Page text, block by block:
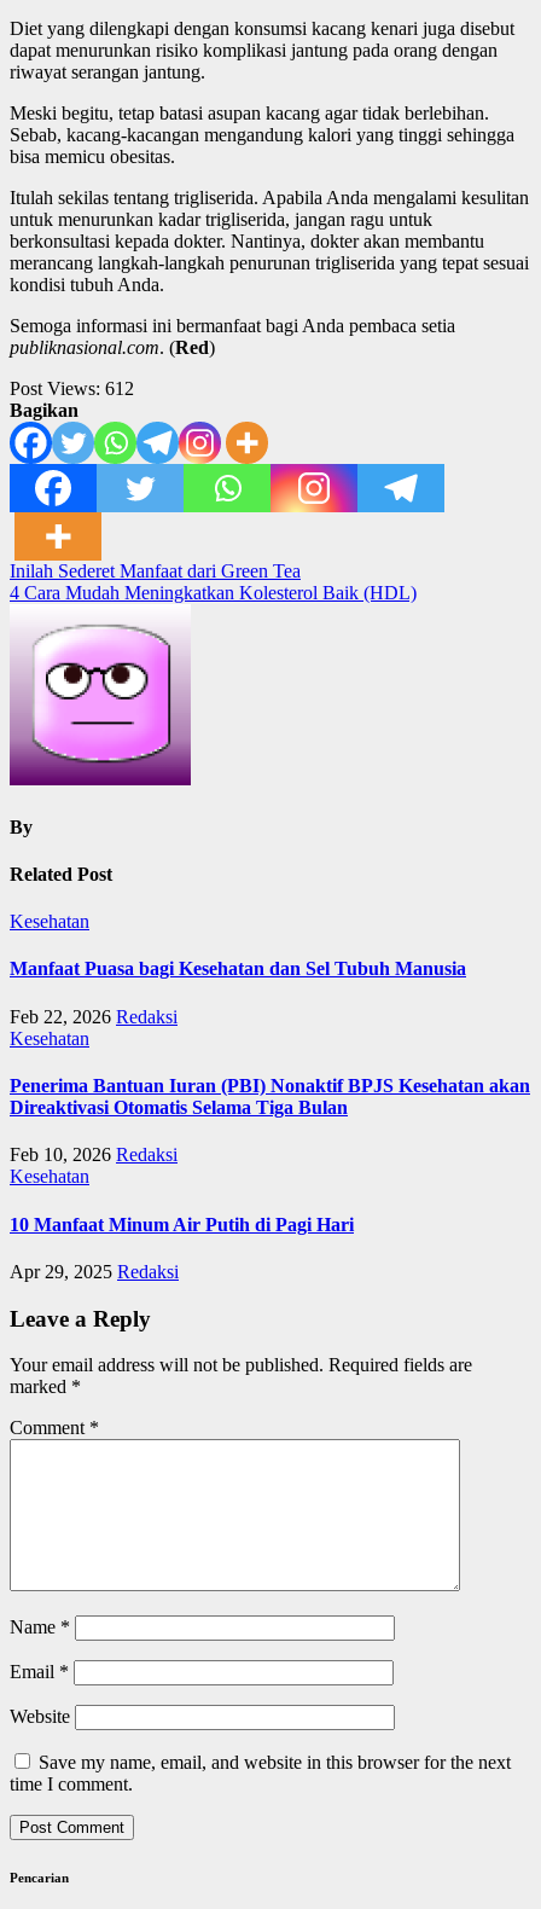
Diet yang dilengkapi dengan konsumsi kacang kenari juga disebut
dapat menurunkan risiko komplikasi jantung pada orang dengan
riwayat serangan jantung.
Meski begitu, tetap batasi asupan kacang agar tidak berlebihan.
Sebab, kacang-kacangan mengandung kalori yang tinggi sehingga
bisa memicu obesitas.
Itulah sekilas tentang trigliserida. Apabila Anda mengalami kesulitan
untuk menurunkan kadar trigliserida, jangan ragu untuk
berkonsultasi kepada dokter. Nantinya, dokter akan membantu
merancang langkah-langkah penurunan trigliserida yang tepat sesuai
kondisi tubuh Anda.
Semoga informasi ini bermanfaat bagi Anda pembaca setia
publiknasional.com. (Red)
Post Views: 612
Bagikan
Post
navigation
Inilah Sederet Manfaat dari Green Tea
4 Cara Mudah Meningkatkan Kolesterol Baik (HDL)
By
Related Post
Kesehatan
Manfaat Puasa bagi Kesehatan dan Sel Tubuh Manusia
Feb 22, 2026 Redaksi
Kesehatan
Penerima Bantuan Iuran (PBI) Nonaktif BPJS Kesehatan akan
Direaktivasi Otomatis Selama Tiga Bulan
Feb 10, 2026 Redaksi
Kesehatan
10 Manfaat Minum Air Putih di Pagi Hari
Apr 29, 2025 Redaksi
Leave a Reply
Your email address will not be published. Required fields are
marked *
Comment *
Name *
Email *
Website
Save my name, email, and website in this browser for the next
time I comment.
Pencarian